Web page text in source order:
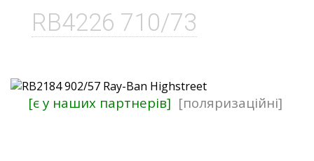
RB4226 710/73
[є у наших партнерів] [поляризаційні]